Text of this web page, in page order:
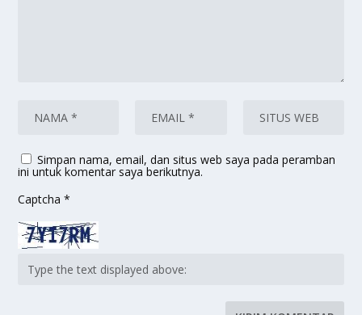
Simpan nama, email, dan situs web saya pada peramban
ini untuk komentar saya berikutnya.
Captcha*